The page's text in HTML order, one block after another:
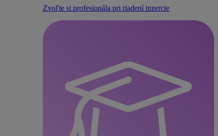
Zvoľte si profesionála pri riadení inzercie